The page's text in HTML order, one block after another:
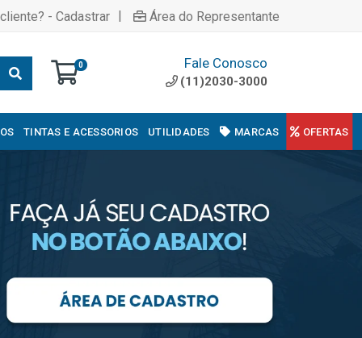
- Cadastrar | Área do Representante
0 Fale Conosco
(11)2030-3000
TINTAS E ACESSORIOS UTILIDADES MARCAS OFERTAS